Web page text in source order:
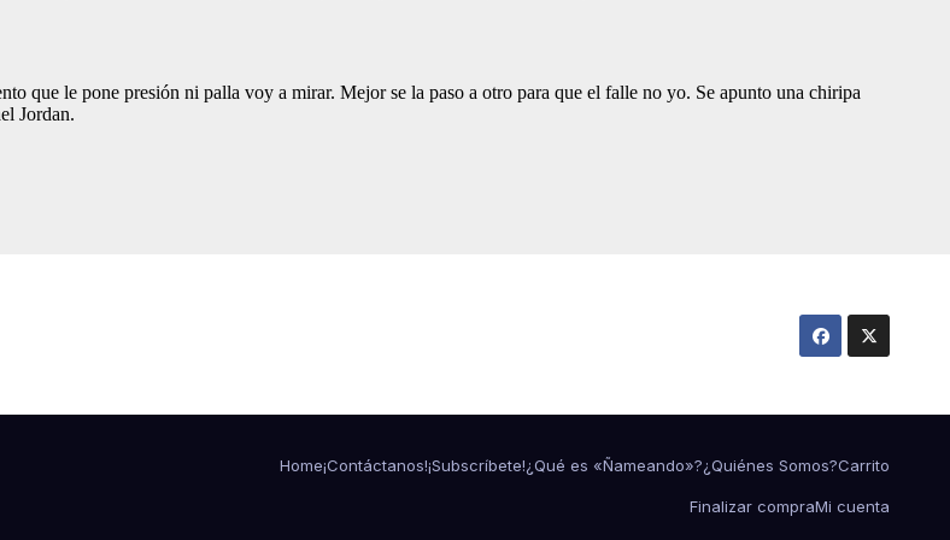
Home¡Contáctanos!¡Subscríbete!¿Qué es «Ñameando»?¿Quiénes Somos?Carrito
Finalizar compraMi cuenta